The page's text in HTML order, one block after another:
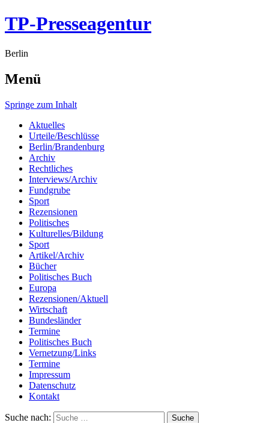
TP-Presseagentur
Berlin
Menü
Springe zum Inhalt
Aktuelles
Urteile/Beschlüsse
Berlin/Brandenburg
Archiv
Rechtliches
Interviews/Archiv
Fundgrube
Sport
Rezensionen
Politisches
Kulturelles/Bildung
Sport
Artikel/Archiv
Bücher
Politisches Buch
Europa
Rezensionen/Aktuell
Wirtschaft
Bundesländer
Termine
Politisches Buch
Vernetzung/Links
Termine
Impressum
Datenschutz
Kontakt
Suche nach: